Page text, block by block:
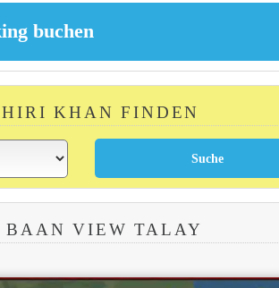
KHAN FINDEN
BAAN VIEW TALAY